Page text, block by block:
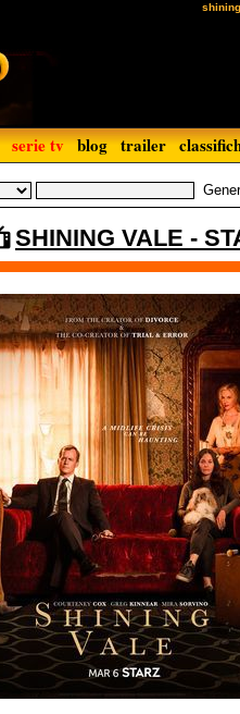
serie tv blog trailer
SHINING VALE -